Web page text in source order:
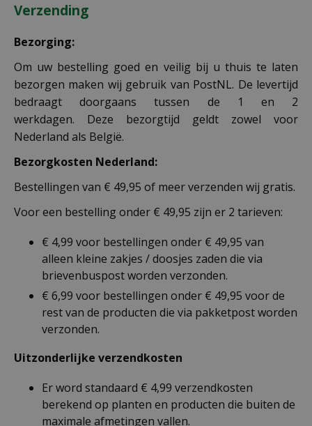
Verzending
Bezorging:
Om uw bestelling goed en veilig bij u thuis te laten
bezorgen maken wij gebruik van PostNL. De levertijd
bedraagt doorgaans tussen de 1 en 2
werkdagen. Deze bezorgtijd geldt zowel voor
Nederland als België.
Bezorgkosten Nederland:
Bestellingen van € 49,95 of meer verzenden wij gratis.
Voor een bestelling onder € 49,95 zijn er 2 tarieven:
€ 4,99 voor bestellingen onder € 49,95 van
alleen kleine zakjes / doosjes zaden die via
brievenbuspost worden verzonden.
€ 6,99 voor bestellingen onder € 49,95 voor de
rest van de producten die via pakketpost worden
verzonden.
Uitzonderlijke verzendkosten
Er word standaard € 4,99 verzendkosten
berekend op planten en producten die buiten de
maximale afmetingen vallen.